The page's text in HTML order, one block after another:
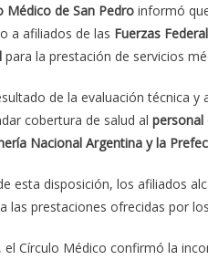
Médico de San Pedro informó
a afiliados de las Fuerzas
para la prestación de servicios
de la evaluación técnica
cobertura de salud al personal
Nacional Argentina y la
esta disposición, los afiliados
las prestaciones ofrecidas por
el Círculo Médico confirmó la